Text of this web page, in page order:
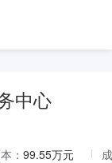
中心
： 99.55万元